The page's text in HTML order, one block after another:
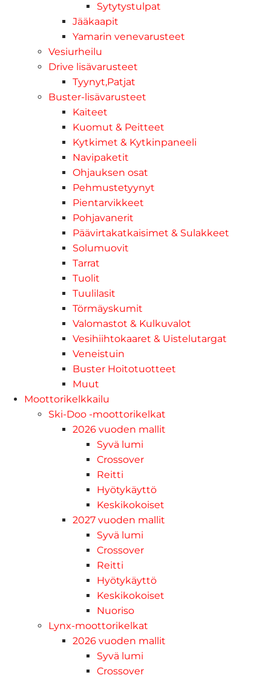
Sytytystulpat
Jääkaapit
Yamarin venevarusteet
Vesiurheilu
Drive lisävarusteet
Tyynyt,Patjat
Buster-lisävarusteet
Kaiteet
Kuomut & Peitteet
Kytkimet & Kytkinpaneeli
Navipaketit
Ohjauksen osat
Pehmustetyynyt
Pientarvikkeet
Pohjavanerit
Päävirtakatkaisimet & Sulakkeet
Solumuovit
Tarrat
Tuolit
Tuulilasit
Törmäyskumit
Valomastot & Kulkuvalot
Vesihiihtokaaret & Uistelutargat
Veneistuin
Buster Hoitotuotteet
Muut
Moottorikelkkailu
Ski-Doo -moottorikelkat
2026 vuoden mallit
Syvä lumi
Crossover
Reitti
Hyötykäyttö
Keskikokoiset
2027 vuoden mallit
Syvä lumi
Crossover
Reitti
Hyötykäyttö
Keskikokoiset
Nuoriso
Lynx-moottorikelkat
2026 vuoden mallit
Syvä lumi
Crossover